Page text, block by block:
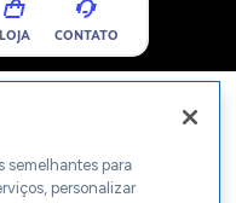
LOJA CONTATO
semelhantes para
personalizar